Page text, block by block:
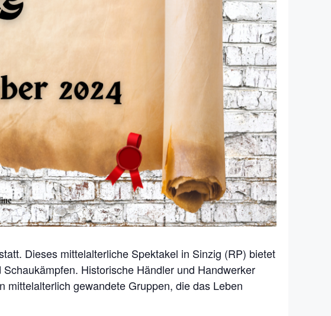
Dieses mittelalterliche Spektakel in Sinzig (RP) bietet
Historische Händler und Handwerker
gewandete Gruppen, die das Leben